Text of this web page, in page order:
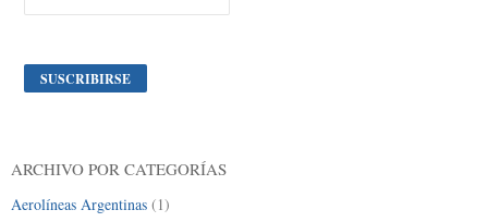
ARCHIVO POR CATEGORÍAS
Aerolíneas Argentinas (1)